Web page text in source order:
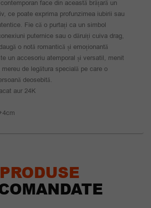
face din această brățară un
ce poate exprima profunzimea iubirii sau
Fie că o purtați ca un simbol
puternice sau o dăruiți cuiva drag,
o notă romantică și emoționantă
un accesoriu atemporal și versatil, menit
de legătura specială pe care o
deosebită.
aur 24K
PRODUSE